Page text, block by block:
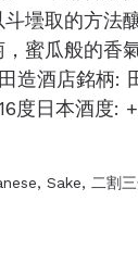
壜取的方法
蜜瓜般的香
造酒店銘柄:
度日本酒度:
, Sake, 二割